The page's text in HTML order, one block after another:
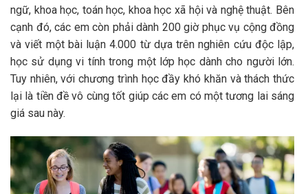
ngữ, khoa học, toán học, khoa học xã hội và nghệ thuật. Bên
cạnh đó, các em còn phải dành 200 giờ phục vụ cộng đồng
và viết một bài luận 4.000 từ dựa trên nghiên cứu độc lập,
học sử dụng vi tính trong một lớp học dành cho người lớn.
Tuy nhiên, với chương trình học đầy khó khăn và thách thức
lại là tiền đề vô cùng tốt giúp các em có một tương lai sáng
giá sau này.